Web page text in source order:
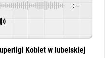
-:--
Kobiet w lubelskiej